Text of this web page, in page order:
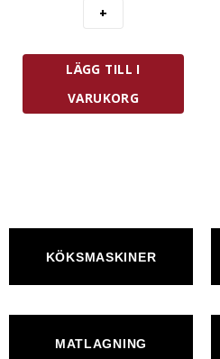
Vakuumbehållare
Glas
LÄGG TILL I
VARUKORG
KÖKSMASKINER
MATLAGNING